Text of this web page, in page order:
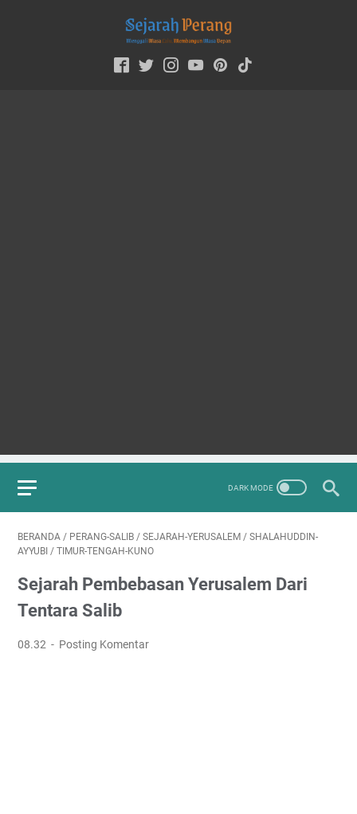
BERANDA / PERANG-SALIB / SEJARAH-YERUSALEM / SHALAHUDDIN-
AYYUBI / TIMUR-TENGAH-KUNO
Sejarah Pembebasan Yerusalem Dari
Tentara Salib
08.32 Posting Komentar